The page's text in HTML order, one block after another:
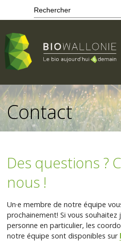
Passer
au
contenu
principal
Contact
Des questions ?
nous !
Un·e membre de notre équipe
prochainement! Si vous
personne en particulier, les
notre équipe sont disponibles sur